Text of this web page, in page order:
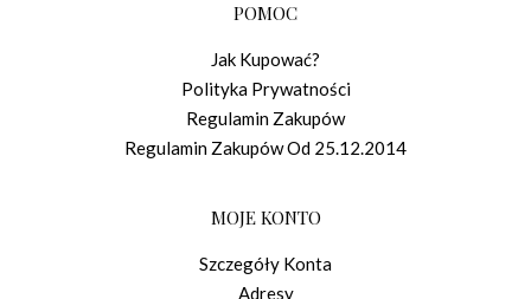
POMOC
Jak Kupować?
Polityka Prywatności
Regulamin Zakupów
Regulamin Zakupów Od 25.12.2014
MOJE KONTO
Szczegóły Konta
Adresy